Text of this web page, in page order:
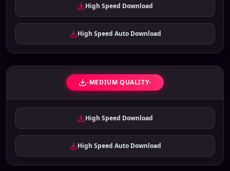
High Speed Download
High Speed Auto Download
-MEDIUM QUALITY-
High Speed Download
High Speed Auto Download